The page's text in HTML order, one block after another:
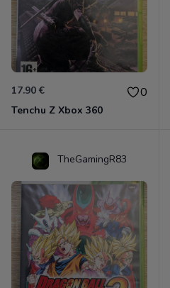
17.90 € 0
Tenchu Z Xbox 360
TheGamingR83